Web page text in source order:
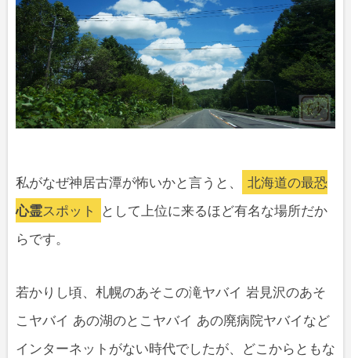
私がなぜ神居古潭が怖いかと言うと、
北海道の最恐
心霊スポット
として上位に来るほど有名な場所だか
らです。
若かりし頃、札幌のあそこの滝ヤバイ 岩見沢のあそ
こヤバイ あの湖のとこヤバイ あの廃病院ヤバイなど
インターネットがない時代でしたが、どこからともな